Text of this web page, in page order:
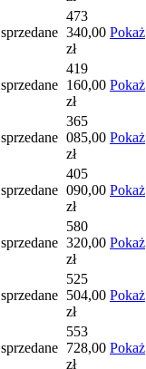
sprzedane
473
340,00
zł
Pokaż
sprzedane
419
160,00
zł
Pokaż
sprzedane
365
085,00
zł
Pokaż
sprzedane
405
090,00
zł
Pokaż
sprzedane
580
320,00
zł
Pokaż
sprzedane
525
504,00
zł
Pokaż
sprzedane
553
728,00
zł
Pokaż